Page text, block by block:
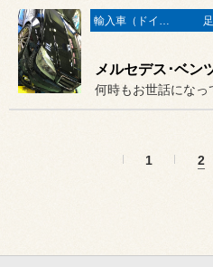
輸入車（ドイツ車）の作業
1 2